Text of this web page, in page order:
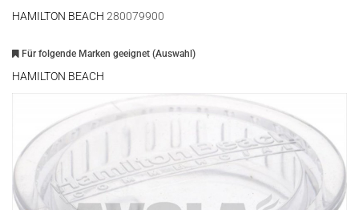
HAMILTON BEACH 280079900
Für folgende Marken geeignet (Auswahl)
HAMILTON BEACH